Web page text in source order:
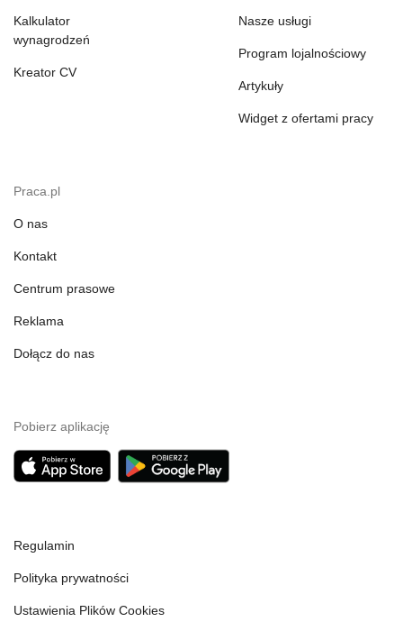
Kalkulator
wynagrodzeń
Kreator CV
Nasze usługi
Program lojalnościowy
Artykuły
Widget z ofertami pracy
Praca.pl
O nas
Kontakt
Centrum prasowe
Reklama
Dołącz do nas
Pobierz aplikację
Regulamin
Polityka prywatności
Ustawienia Plików Cookies